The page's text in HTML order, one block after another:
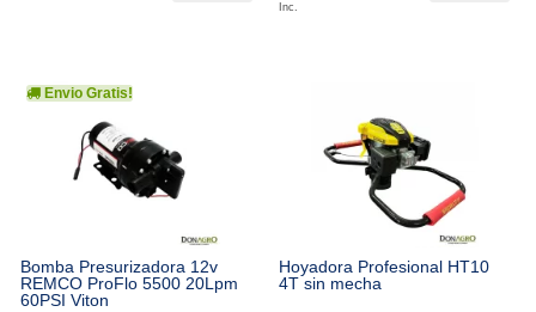
Inc.
Envio Gratis!
Bomba Presurizadora 12v
REMCO ProFlo 5500 20Lpm
60PSI Viton
Hoyadora Profesional HT10
4T sin mecha